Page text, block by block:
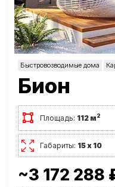
Быстровозводимые дома
Бион
Площадь: 112 м2
Габариты: 15 х 10
~3 172 288